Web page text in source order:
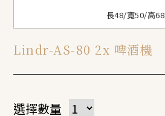
長48/寬50/高68
Lindr-AS-80 2x 啤酒機
選擇數量